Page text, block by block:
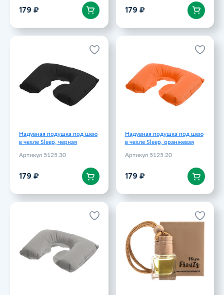
179 ₽ 179 ₽
Надувная подушка под шею
в чехле Sleep, черная
Артикул 5125.30
179 ₽
Надувная подушка под шею
в чехле Sleep, черная
Артикул 5125.30
179 ₽
Надувная подушка под шею
в чехле Sleep, оранжевая
Артикул 5125.20
179 ₽
Надувная подушка под шею
в чехле Sleep, оранжевая
Артикул 5125.20
179 ₽
Надувная подушка под шею
в чехле Sleep, серая
Артикул 5125.10
179 ₽
Ароматизатор воздуха Flava
Fruits, дыня
Артикул 74.09